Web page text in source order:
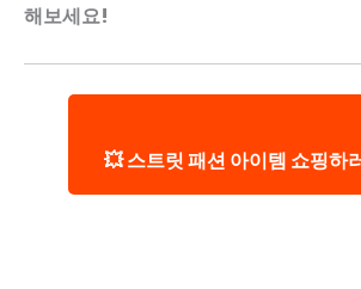
해보세요!
💥 스트릿 패션 아이템 쇼핑하